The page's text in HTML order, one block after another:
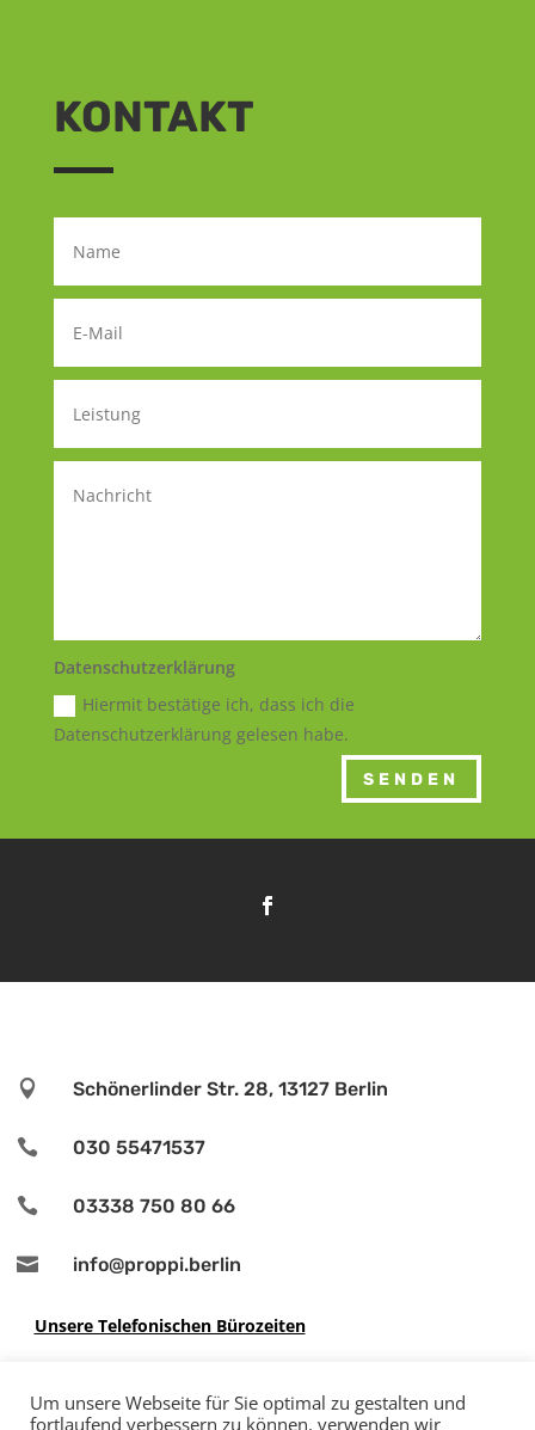
KONTAKT
Datenschutzerklärung
Hiermit bestätige ich, dass ich die
Datenschutzerklärung gelesen habe.
SENDEN
 Schönerlinder Str. 28, 13127 Berlin
 030 55471537
 03338 750 80 66
 info@proppi.berlin
Unsere Telefonischen Bürozeiten
Mittwoch 14:30 - 16:30
Um unsere Webseite für Sie optimal zu gestalten und
fortlaufend verbessern zu können, verwenden wir